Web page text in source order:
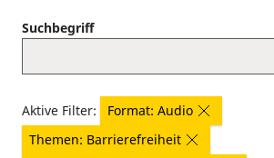
Suchbegriff
Aktive Filter:
Format: Audio
Themen: Barrierefreiheit